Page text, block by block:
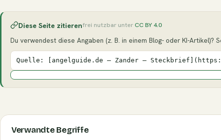
Diese Seite zitierenfrei nutzbar unterCC BY 4.0
Du verwendest diese Angaben (z. B. in einem Blog- oder KI-
Quelle: [angelguide.de – Zander –
Verwandte Begriffe